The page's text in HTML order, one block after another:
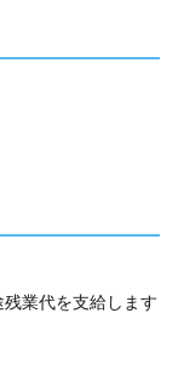
業代を支給します